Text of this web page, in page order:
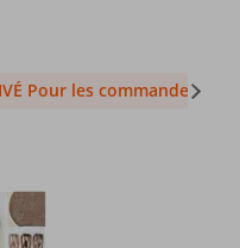
Pour les commandes 1